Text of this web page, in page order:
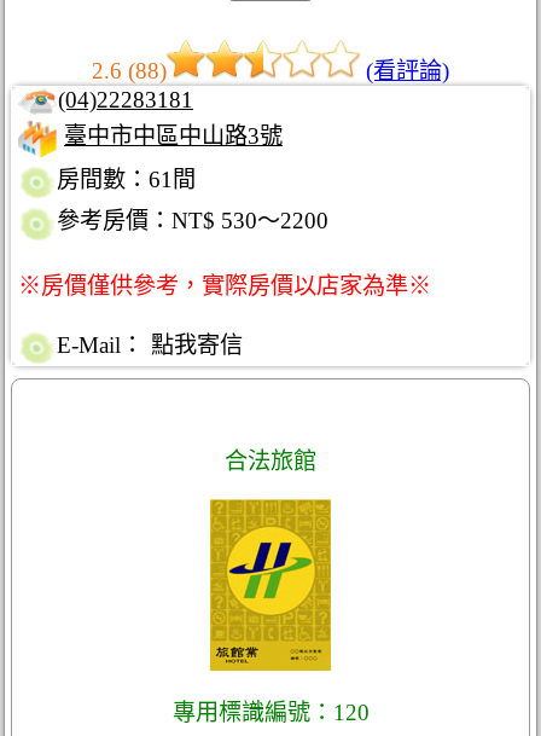
2.6 (88)
(看評論)
(04)22283181
臺中市中區中山路3號
房間數：61間
參考房價：NT$ 530～2200
※房價僅供參考，實際房價以店家為準※
E-Mail： 點我寄信
合法旅館
專用標識編號：120